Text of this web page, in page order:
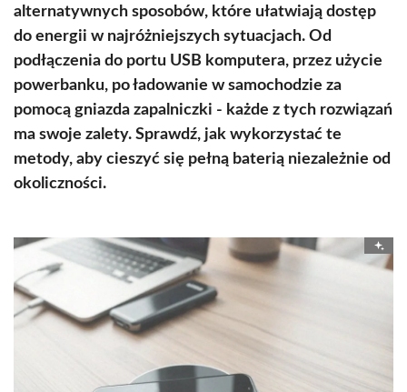
alternatywnych sposobów, które ułatwiają dostęp
do energii w najróżniejszych sytuacjach. Od
podłączenia do portu USB komputera, przez użycie
powerbanku, po ładowanie w samochodzie za
pomocą gniazda zapalniczki - każde z tych rozwiązań
ma swoje zalety. Sprawdź, jak wykorzystać te
metody, aby cieszyć się pełną baterią niezależnie od
okoliczności.